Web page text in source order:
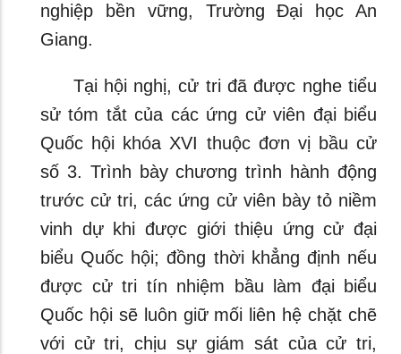
nghiệp bền vững, Trường Đại học An
Giang.
Tại hội nghị, cử tri đã được nghe tiểu
sử tóm tắt của các ứng cử viên đại biểu
Quốc hội khóa XVI thuộc đơn vị bầu cử
số 3. Trình bày chương trình hành động
trước cử tri, các ứng cử viên bày tỏ niềm
vinh dự khi được giới thiệu ứng cử đại
biểu Quốc hội; đồng thời khẳng định nếu
được cử tri tín nhiệm bầu làm đại biểu
Quốc hội sẽ luôn giữ mối liên hệ chặt chẽ
với cử tri, chịu sự giám sát của cử tri,